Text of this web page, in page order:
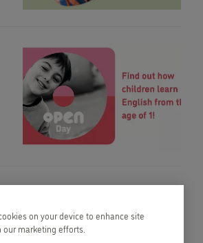
on your device to enhance site
marketing efforts.